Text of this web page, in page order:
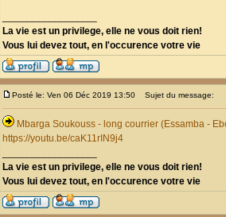
La vie est un privilege, elle ne vous doit rien!
Vous lui devez tout, en l'occurence votre vie
Posté le: Ven 06 Déc 2019 13:50 Sujet du message:
Mbarga Soukouss - long courrier (Essamba -
https://youtu.be/caK11rIN9j4
La vie est un privilege, elle ne vous doit rien!
Vous lui devez tout, en l'occurence votre vie